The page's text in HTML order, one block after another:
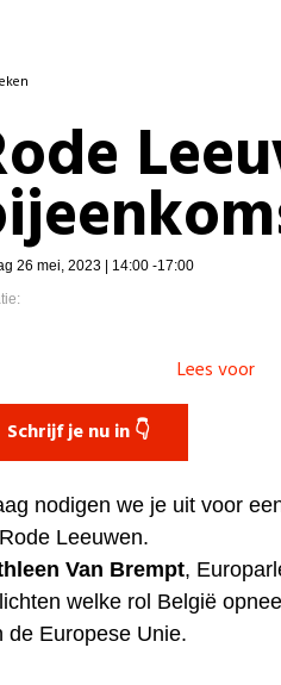
26 mei, 2023 | 14:00 -17:00
Lees voor
Schrijf je nu in 👇
nodigen we je uit voor
Leeuwen.
Van Brempt,
welke rol België
de Europese Unie.